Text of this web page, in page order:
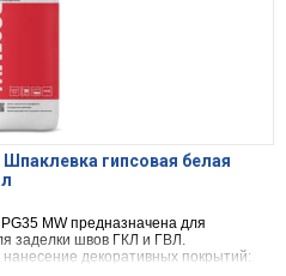
гипсовая белая
MW предназначена для
заделки швов ГКЛ и ГВЛ.
декоративных покрытий: